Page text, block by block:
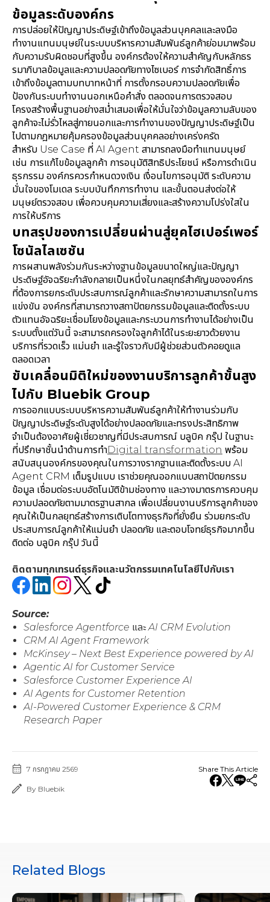
ข้อมูลระดับองค์กร
การปล่อยให้ปัญญาประดิษฐ์เข้าถึงข้อมูลส่วนบุคคลและลงมือ
ทำงานแทนมนุษย์ในระบบบริหารความสัมพันธ์ลูกค้าย่อมมาพร้อม
กับความรับผิดชอบที่สูงขึ้น องค์กรต้องให้ความสำคัญกับหลักธร
รมาภิบาลข้อมูลและความปลอดภัยทางไซเบอร์ การจำกัดสิทธิ์การ
เข้าถึงข้อมูลตามบทบาทหน้าที่ การตั้งกรอบความปลอดภัยเพื่อ
ป้องกันระบบทำงานนอกเหนือคำสั่ง ตลอดจนการตรวจสอบ
โครงสร้างพื้นฐานอย่างสม่ำเสมอเพื่อให้มั่นใจว่าข้อมูลความลับของ
ลูกค้าจะไม่รั่วไหลสู่ภายนอกและการทำงานของปัญญาประดิษฐ์เป็น
ไปตามกฎหมายคุ้มครองข้อมูลส่วนบุคคลอย่างเคร่งครัด
สำหรับ Use Case ที่ AI Agent สามารถลงมือทำแทนมนุษย์
เช่น การแก้ไขข้อมูลลูกค้า การอนุมัติสิทธิประโยชน์ หรือการดำเนิน
ธุรกรรม องค์กรควรกำหนดวงเงิน เงื่อนไขการอนุมัติ ระดับความ
มั่นใจของโมเดล ระบบบันทึกการทำงาน และขั้นตอนส่งต่อให้
มนุษย์ตรวจสอบ เพื่อควบคุมความเสี่ยงและสร้างความโปร่งใสใน
การให้บริการ
บทสรุปของการเปลี่ยนผ่านสู่ยุคไฮเปอร์เพอร์
โซนัลไลเซชัน
การผสานพลังร่วมกันระหว่างฐานข้อมูลขนาดใหญ่และปัญญา
ประดิษฐ์อัจฉริยะกำลังกลายเป็นหนึ่งในกลยุทธ์สำคัญขององค์กร
ที่ต้องการยกระดับประสบการณ์ลูกค้าและรักษาความสามารถในการ
แข่งขัน องค์กรที่สามารถวางสถาปัตยกรรมข้อมูลและติดตั้งระบบ
ตัวแทนอัจฉริยะเชื่อมโยงข้อมูลและกระบวนการทำงานได้อย่างเป็น
ระบบตั้งแต่วันนี้ จะสามารถครองใจลูกค้าได้ในระยะยาวด้วยงาน
บริการที่รวดเร็ว แม่นยำ และรู้ใจราวกับมีผู้ช่วยส่วนตัวคอยดูแล
ตลอดเวลา
ขับเคลื่อนมิติใหม่ของงานบริการลูกค้าขั้นสูง
ไปกับ Bluebik Group
การออกแบบระบบบริหารความสัมพันธ์ลูกค้าให้ทำงานร่วมกับ
ปัญญาประดิษฐ์ระดับสูงได้อย่างปลอดภัยและทรงประสิทธิภาพ
จำเป็นต้องอาศัยผู้เชี่ยวชาญที่มีประสบการณ์ บลูบิค กรุ๊ป ในฐานะ
ที่ปรึกษาชั้นนำด้านการทำDigital transformation พร้อม
สนับสนุนองค์กรของคุณในการวางรากฐานและติดตั้งระบบ AI
Agent CRM เต็มรูปแบบ เราช่วยคุณออกแบบสถาปัตยกรรม
ข้อมูล เชื่อมต่อระบบอัตโนมัติข้ามช่องทาง และวางมาตรการควบคุม
ความปลอดภัยตามมาตรฐานสากล เพื่อเปลี่ยนงานบริการลูกค้าของ
คุณให้เป็นกลยุทธ์สร้างการเติบโตทางธุรกิจที่ยั่งยืน ร่วมยกระดับ
ประสบการณ์ลูกค้าให้แม่นยำ ปลอดภัย และตอบโจทย์ธุรกิจมากขึ้น
ติดต่อ บลูบิค กรุ๊ป วันนี้
ติดตามทุกเทรนด์ธุรกิจและนวัตกรรมเทคโนโลยีไปกับเรา
Source:
Salesforce Agentforce และ AI CRM Evolution
CRM AI Agent Framework
McKinsey – Next Best Experience powered by AI
Agentic AI for Customer Service
Salesforce Customer Experience AI
AI Agents for Customer Retention
AI-Powered Customer Experience & CRM
Research Paper
7 กรกฎาคม 2569
By Bluebik
Share This Article
Related Blogs